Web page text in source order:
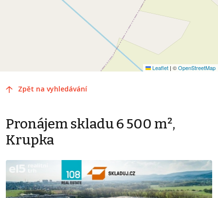
Leaflet | ©OpenStreetMap
Zpět na vyhledávání
Pronájem skladu 6 500 m²,
Krupka